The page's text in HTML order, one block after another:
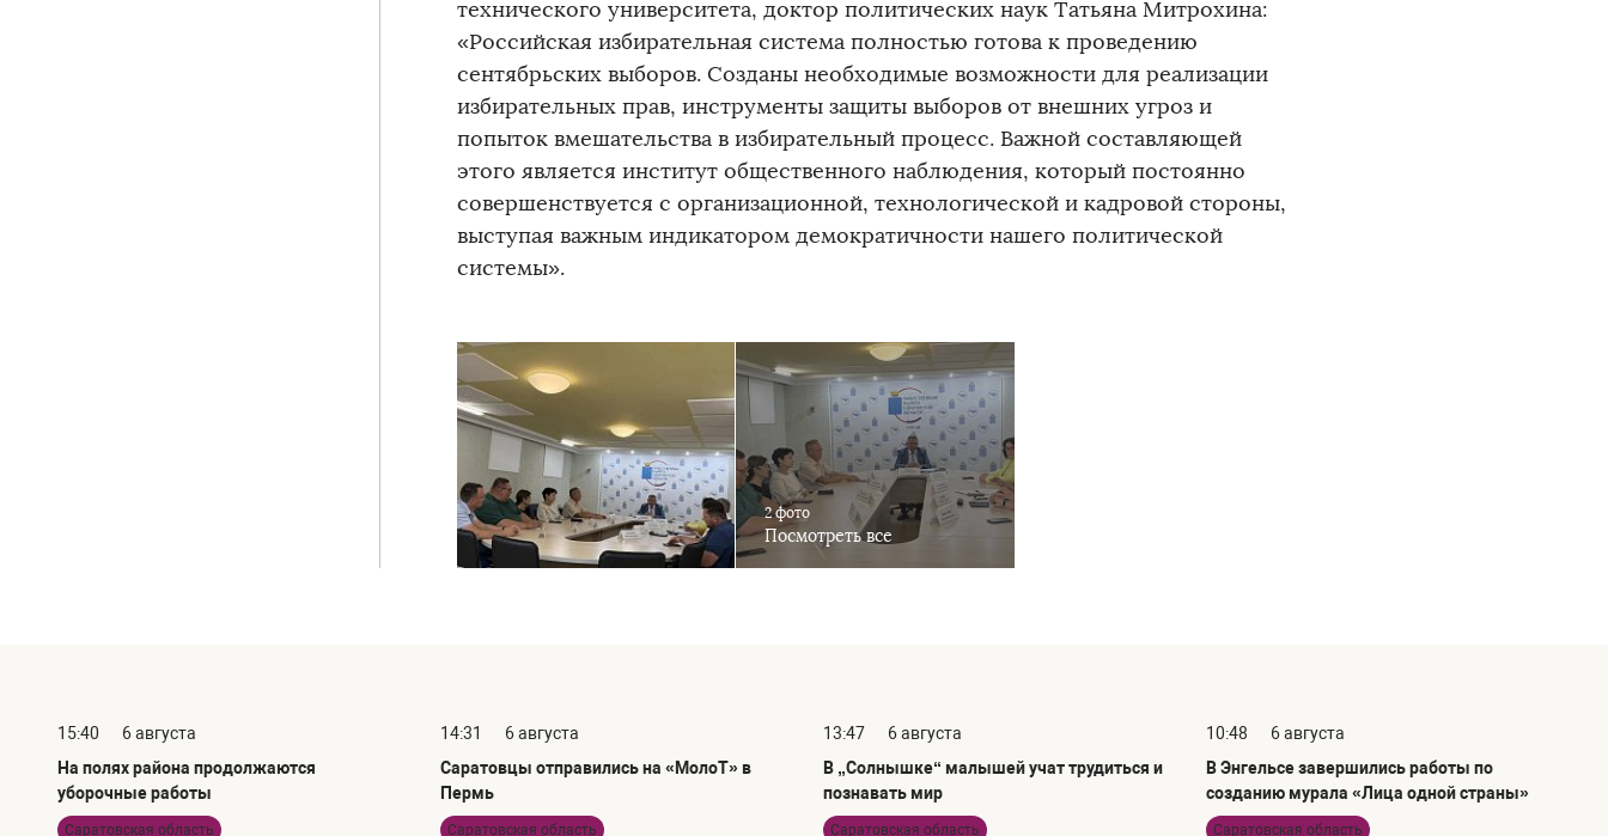
технического университета, доктор политических наук Татьяна Митрохина:
«Российская избирательная система полностью готова к проведению
сентябрьских выборов. Созданы необходимые возможности для реализации
избирательных прав, инструменты защиты выборов от внешних угроз и
попыток вмешательства в избирательный процесс. Важной составляющей
этого является институт общественного наблюдения, который постоянно
совершенствуется с организационной, технологической и кадровой стороны,
выступая важным индикатором демократичности нашего политической
системы».
2 фото
Посмотреть все
15:40
6 августа
На полях района продолжаются
уборочные работы
Саратовская область
14:31
6 августа
Саратовцы отправились на «МолоТ» в
Пермь
Саратовская область
13:47
6 августа
В „Солнышке“ малышей учат трудиться и
познавать мир
Саратовская область
10:48
6 августа
В Энгельсе завершились работы по
созданию мурала «Лица одной страны»
Саратовская область